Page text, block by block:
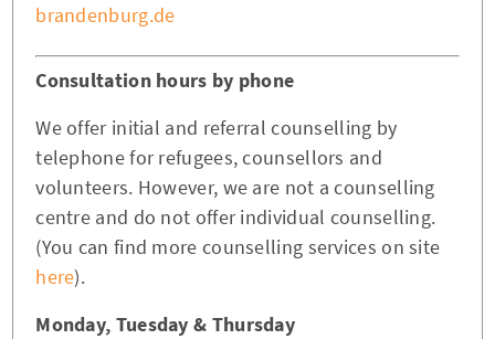
brandenburg.de
Consultation hours by phone
We offer initial and referral counselling by
telephone for refugees, counsellors and
volunteers. However, we are not a counselling
centre and do not offer individual counselling.
(You can find more counselling services on site
here).
Monday, Tuesday & Thursday